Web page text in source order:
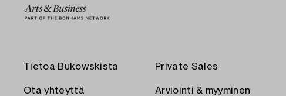
Tietoa Bukowskista
Ota yhteyttä
Private Sales
Arviointi & myyminen